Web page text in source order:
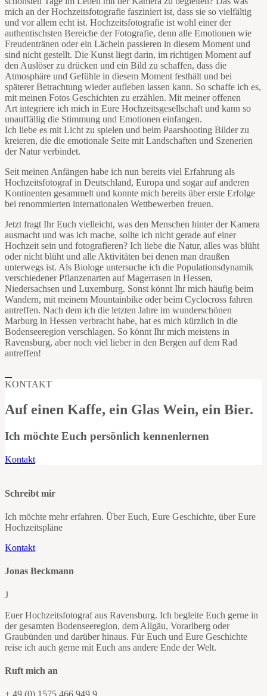
mich an der Hochzeitsfotografie fasziniert ist, dass sie so vielfältig
und vor allem echt ist. Hochzeitsfotografie ist wohl einer der
authentischsten Bereiche der Fotografie, denn alle Emotionen wie
Freudentränen oder ein Lächeln passieren in diesem Moment und
sind nicht gestellt. Die Kunst liegt darin, im richtigen Moment auf
den Auslöser zu drücken und ein Bild zu schaffen, dass die
Atmosphäre und Gefühle in diesem Moment festhält und bei
späterer Betrachtung wieder aufleben lassen kann. So schaffe ich es,
mit meinen Fotos Geschichten zu erzählen. Mit meiner offenen
Art integriere ich mich in Eure Hochzeitsgesellschaft und kann so
unauffällig die Stimmung und Emotionen einfangen.
Ich liebe es mit Licht zu spielen und beim Paarshooting Bilder zu
kreieren, die die emotionale Seite mit Landschaften und Szenerien
der Natur verbindet.
Seit meinen Anfängen habe ich nun bereits viel Erfahrung als
Hochzeitsfotograf in Deutschland, Europa und sogar auf anderen
Kontinenten gesammelt und konnte mich bereits über erste Erfolge
bei renommierten internationalen Wettbewerben freuen.
Jetzt fragt Ihr Euch vielleicht, was den Menschen hinter der Kamera
ausmacht und was ich mache, sollte ich nicht gerade auf einer
Hochzeit sein und fotografieren? Ich liebe die Natur, alles was blüht
oder nicht blüht und alle Aktivitäten bei denen man draußen
unterwegs ist. Als Biologe untersuche ich die Populationsdynamik
verschiedener Pflanzenarten auf Magerrasen in Hessen,
Niedersachsen und Luxemburg. Sonst könnt Ihr mich häufig beim
Wandern, mit meinem Mountainbike oder beim Cyclocross fahren
antreffen. Nach dem ich die letzten Jahre im wunderschönen
Marburg in Hessen verbracht habe, hat es mich kürzlich in die
Bodenseeregion verschlagen. So könnt Ihr mich meistens in
Ravensburg, aber noch viel lieber in den Bergen auf dem Rad
antreffen!
KONTAKT
Auf einen Kaffe, ein Glas Wein, ein Bier.
Ich möchte Euch persönlich kennenlernen
Kontakt
Schreibt mir
Ich möchte mehr erfahren. Über Euch, Eure Geschichte, über Eure
Hochzeitspläne
Kontakt
Jonas Beckmann
J
Euer Hochzeitsfotograf aus Ravensburg. Ich begleite Euch gerne in
der gesamten Bodenseeregion, dem Allgäu, Vorarlberg oder
Graubünden und darüber hinaus. Für Euch und Eure Geschichte
reise ich auch gerne mit Euch ans andere Ende der Welt.
Ruft mich an